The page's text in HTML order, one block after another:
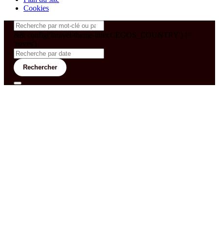
Cookies
&& config('laravel-theme-inter.CEGOS_COUNTRY') !=
'neves')
Rechercher